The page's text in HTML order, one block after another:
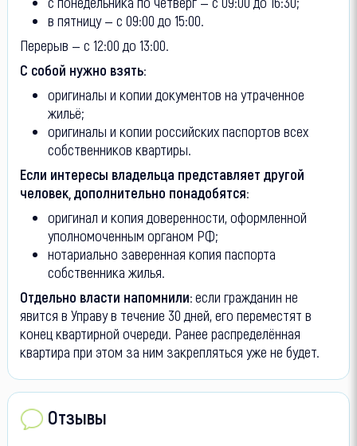
в пятницу — с 09:00 до 15:00.
Перерыв — с 12:00 до 13:00.
С собой нужно взять:
оригиналы и копии документов на утраченное
жильё;
оригиналы и копии российских паспортов всех
собственников квартиры.
Если интересы владельца представляет другой
человек, дополнительно понадобятся:
оригинал и копия доверенности, оформленной
уполномоченным органом РФ;
нотариально заверенная копия паспорта
собственника жилья.
Отдельно власти напомнили:если гражданин не
явится в Управу в течение 30 дней, его переместят в
конец квартирной очереди. Ранее распределённая
квартира при этом за ним закрепляться уже не будет.
Отзывы